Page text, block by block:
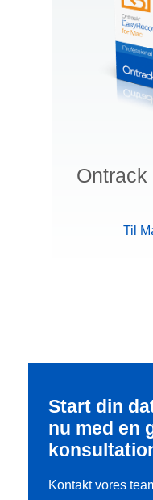
Til
Start din
nu med en
Kontakt vores